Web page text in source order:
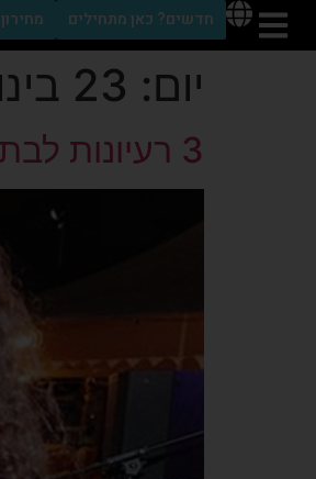
לתוכן חדשים? כאן מתחילים מחירון
יום: 23 בינואר 2023
3 רעיונות לבת מצווה בלתי נשכחת